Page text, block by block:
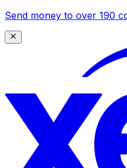
Send money to over 190